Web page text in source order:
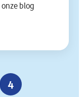
blog
4